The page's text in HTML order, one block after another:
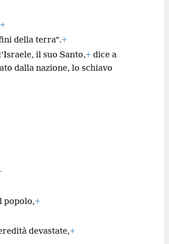
+
della terra”.+
il suo Santo,+ dice a
dalla nazione, lo schiavo
popolo,+
devastate,+